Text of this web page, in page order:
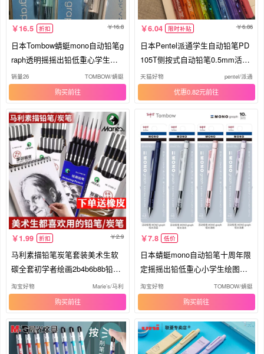
16.5 折扣 16.8
日本Tombow蜻蜓mono自动铅笔g
raph透明摇摇出铅低重心学生考
试用
销量26 TOMBOW/蜻蜓
购买
6.04 限时补贴 6.86
日本Pentel派通学生自动铅笔PD
105T侧按式自动铅笔0.5mm活动
铅笔小学生写字书写不易断芯0.7
文具糖果色
天猫好物 pentel/派通
优惠0.82元
1.99 折扣 2.9
马利素描铅笔炭笔套装美术生软
碳全套初学者绘画2b4b6b8b铅笔
炭笔
淘宝好物 Marie’s/马利
购买
7.8 低价
日本蜻蜓mono自动铅笔十周年限
定摇摇出铅低重心小学生绘图活
动笔
淘宝好物 TOMBOW/蜻蜓
购买